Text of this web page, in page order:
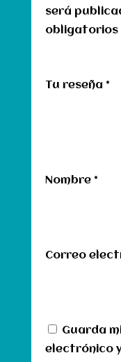
será
obligatorios
Tu reseña *
Nombre *
Correo
Guarda
electrónico